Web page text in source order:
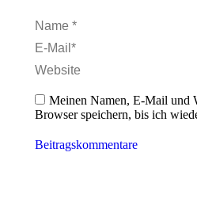
Name *
E-Mail *
Website
Meinen Namen, E-Mail und
Browser speichern, bis ich
Beitragskommentare